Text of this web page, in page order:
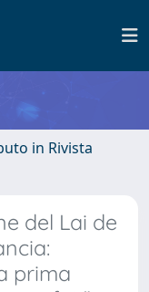
in Rivista
del Lai de
prima